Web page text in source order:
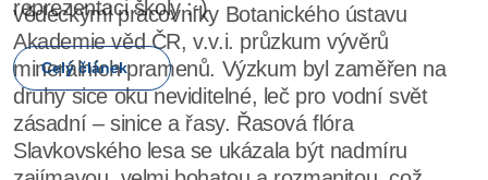
vědeckými pracovníky Botanického ústavu
Akademie věd ČR, v.v.i. průzkum vývěrů
minerálních pramenů. Výzkum byl zaměřen na
druhy sice oku neviditelné, leč pro vodní svět
zásadní – sinice a řasy. Řasová flóra
Slavkovského lesa se ukázala být nadmíru